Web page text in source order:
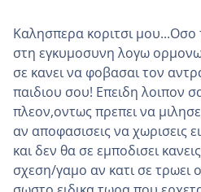
Καλησπερα κοριτσι μου...Οσο
στη εγκυμοσυνη λογω
σε κανει να φοβασαι τον
παιδιου σου! Επειδη λοιπον
πλεον,οντως πρεπει να
αν αποφασισεις να χωρισεις
και δεν θα σε εμποδισει
σχεση/γαμο αν κατι σε τρωει